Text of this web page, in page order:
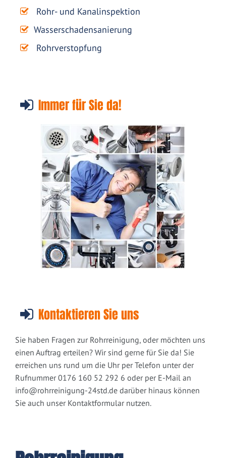
Rohr- und Kanalinspektion
Wasserschadensanierung
Rohrverstopfung
Immer für Sie da!
Kontaktieren Sie uns
Sie haben Fragen zur Rohrreinigung, oder möchten uns
einen Auftrag erteilen? Wir sind gerne für Sie da! Sie
erreichen uns rund um die Uhr per Telefon unter der
Rufnummer 0176 160 52 292 6 oder per E-Mail an
info@rohrreinigung-24std.de darüber hinaus können
Sie auch unser Kontaktformular nutzen.